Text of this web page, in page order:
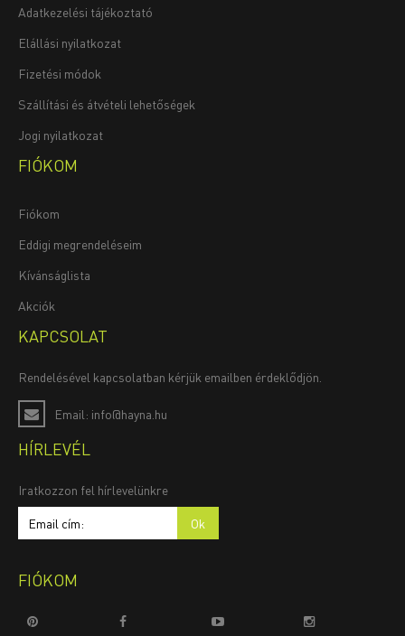
Adatkezelési tájékoztató
Elállási nyilatkozat
Fizetési módok
Szállítási és átvételi lehetőségek
Jogi nyilatkozat
FIÓKOM
Fiókom
Eddigi megrendeléseim
Kívánságlista
Akciók
KAPCSOLAT
Rendelésével kapcsolatban kérjük emailben érdeklődjön.
Email: info@hayna.hu
HÍRLEVÉL
Iratkozzon fel hírlevelünkre
FIÓKOM